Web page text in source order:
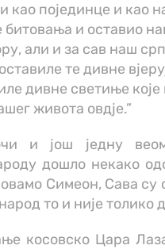
као појединце и као
битовања и оставио
али и за сав наш
те дивне
дивне светиње које
живота овдје.”
и још једну
дошло некако
Симеон, Сава су
то и није толико
косовско Цара